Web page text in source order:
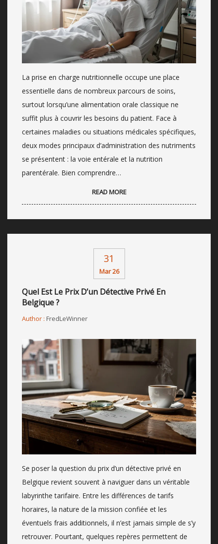
La prise en charge nutritionnelle occupe une place
essentielle dans de nombreux parcours de soins,
surtout lorsqu’une alimentation orale classique ne
suffit plus à couvrir les besoins du patient. Face à
certaines maladies ou situations médicales spécifiques,
deux modes principaux d’administration des nutriments
se présentent : la voie entérale et la nutrition
parentérale. Bien comprendre…
READ MORE
31
Mar 26
Quel Est Le Prix D’un Détective Privé En
Belgique ?
Author : FredLeWinner
Se poser la question du prix d’un détective privé en
Belgique revient souvent à naviguer dans un véritable
labyrinthe tarifaire. Entre les différences de tarifs
horaires, la nature de la mission confiée et les
éventuels frais additionnels, il n’est jamais simple de s’y
retrouver. Pourtant, quelques repères permettent de